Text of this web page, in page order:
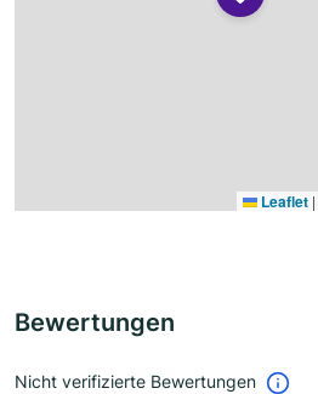
Leaflet |
Bewertungen
Nicht verifizierte Bewertungen